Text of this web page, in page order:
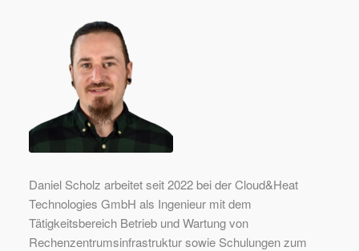
Daniel Scholz arbeitet seit 2022 bei der Cloud&Heat
Technologies GmbH als Ingenieur mit dem
Tätigkeitsbereich Betrieb und Wartung von
Rechenzentrumsinfrastruktur sowie Schulungen zum